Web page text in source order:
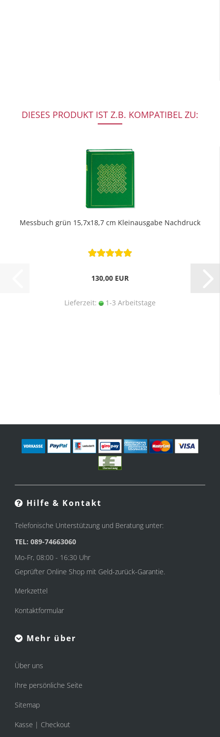
DIESES PRODUKT IST Z.B. KOMPATIBEL ZU:
Messbuch grün 15,7x18,7 cm Kleinausgabe Nachdruck
130,00 EUR
Lieferzeit: 1-3 Arbeitstage
Hilfe & Kontakt
Telefonische Unterstützung und Beratung unter:
TEL: 089-74663060
Mo-Fr, 08:00 - 16:30 Uhr
Geprüfter Online Shop mit Geld-zurück-Garantie.
Merkzettel
Kontaktformular
Mehr über
Über uns
Ihre persönliche Seite
Sitemap
Kasse | Checkout